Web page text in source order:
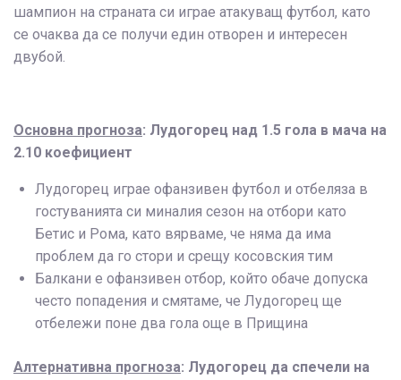
шампион на страната си играе атакуващ футбол, като
се очаква да се получи един отворен и интересен
двубой.
Основна прогноза: Лудогорец над 1.5 гола в мача на
2.10 коефициент
Лудогорец играе офанзивен футбол и отбеляза в
гостуванията си миналия сезон на отбори като
Бетис и Рома, като вярваме, че няма да има
проблем да го стори и срещу косовския тим
Балкани е офанзивен отбор, който обаче допуска
често попадения и смятаме, че Лудогорец ще
отбележи поне два гола още в Прищина
Алтернативна прогноза: Лудогорец да спечели на